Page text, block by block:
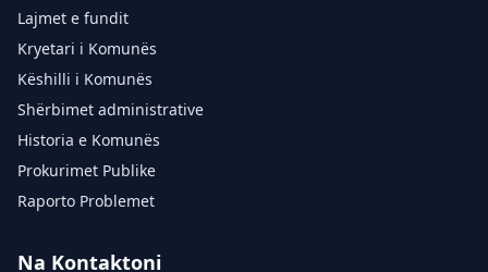
Lajmet e fundit
Kryetari i Komunës
Këshilli i Komunës
Shërbimet administrative
Historia e Komunës
Prokurimet Publike
Raporto Problemet
Na Kontaktoni